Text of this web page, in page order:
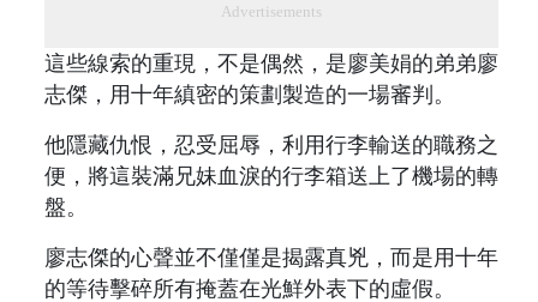
Advertisements
這些線索的重現，不是偶然，是廖美娟的弟弟廖
志傑，用十年縝密的策劃製造的一場審判。
他隱藏仇恨，忍受屈辱，利用行李輸送的職務之
便，將這裝滿兄妹血淚的行李箱送上了機場的轉
盤。
廖志傑的心聲並不僅僅是揭露真兇，而是用十年
的等待擊碎所有掩蓋在光鮮外表下的虛假。